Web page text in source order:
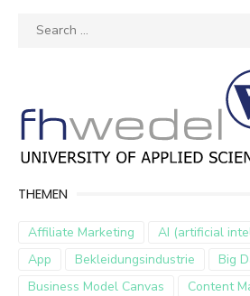
Search
THEMEN
Affiliate Marketing AI (artificial
App
Bekleidungsindustrie
Big
Business Model Canvas
Content